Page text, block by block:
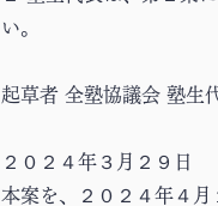
い。
起草者 全塾協議会 塾生
２０２４年３月２９日
本案を、２０２４年４